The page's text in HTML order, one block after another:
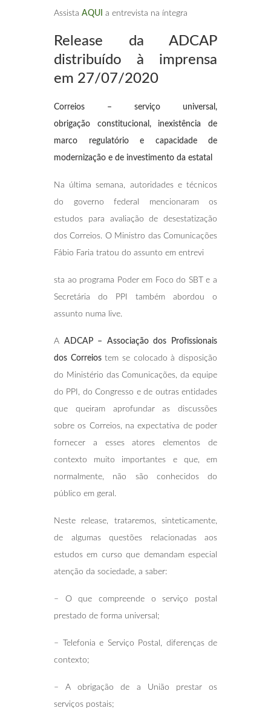
Assista AQUI a entrevista na íntegra
Release da ADCAP
distribuído à imprensa
em 27/07/2020
Correios – serviço universal,
obrigação constitucional, inexistência de
marco regulatório e capacidade de
modernização e de investimento da estatal
Na última semana, autoridades e técnicos
do governo federal mencionaram os
estudos para avaliação de desestatização
dos Correios. O Ministro das Comunicações
Fábio Faria tratou do assunto em entrevi
sta ao programa Poder em Foco do SBT e a
Secretária do PPI também abordou o
assunto numa live.
A ADCAP – Associação dos Profissionais
dos Correiostem se colocado à disposição
do Ministério das Comunicações, da equipe
do PPI, do Congresso e de outras entidades
que queiram aprofundar as discussões
sobre os Correios, na expectativa de poder
fornecer a esses atores elementos de
contexto muito importantes e que, em
normalmente, não são conhecidos do
público em geral.
Neste release, trataremos, sinteticamente,
de algumas questões relacionadas aos
estudos em curso que demandam especial
atenção da sociedade, a saber:
– O que compreende o serviço postal
prestado de forma universal;
– Telefonia e Serviço Postal, diferenças de
contexto;
– A obrigação de a União prestar os
serviços postais;